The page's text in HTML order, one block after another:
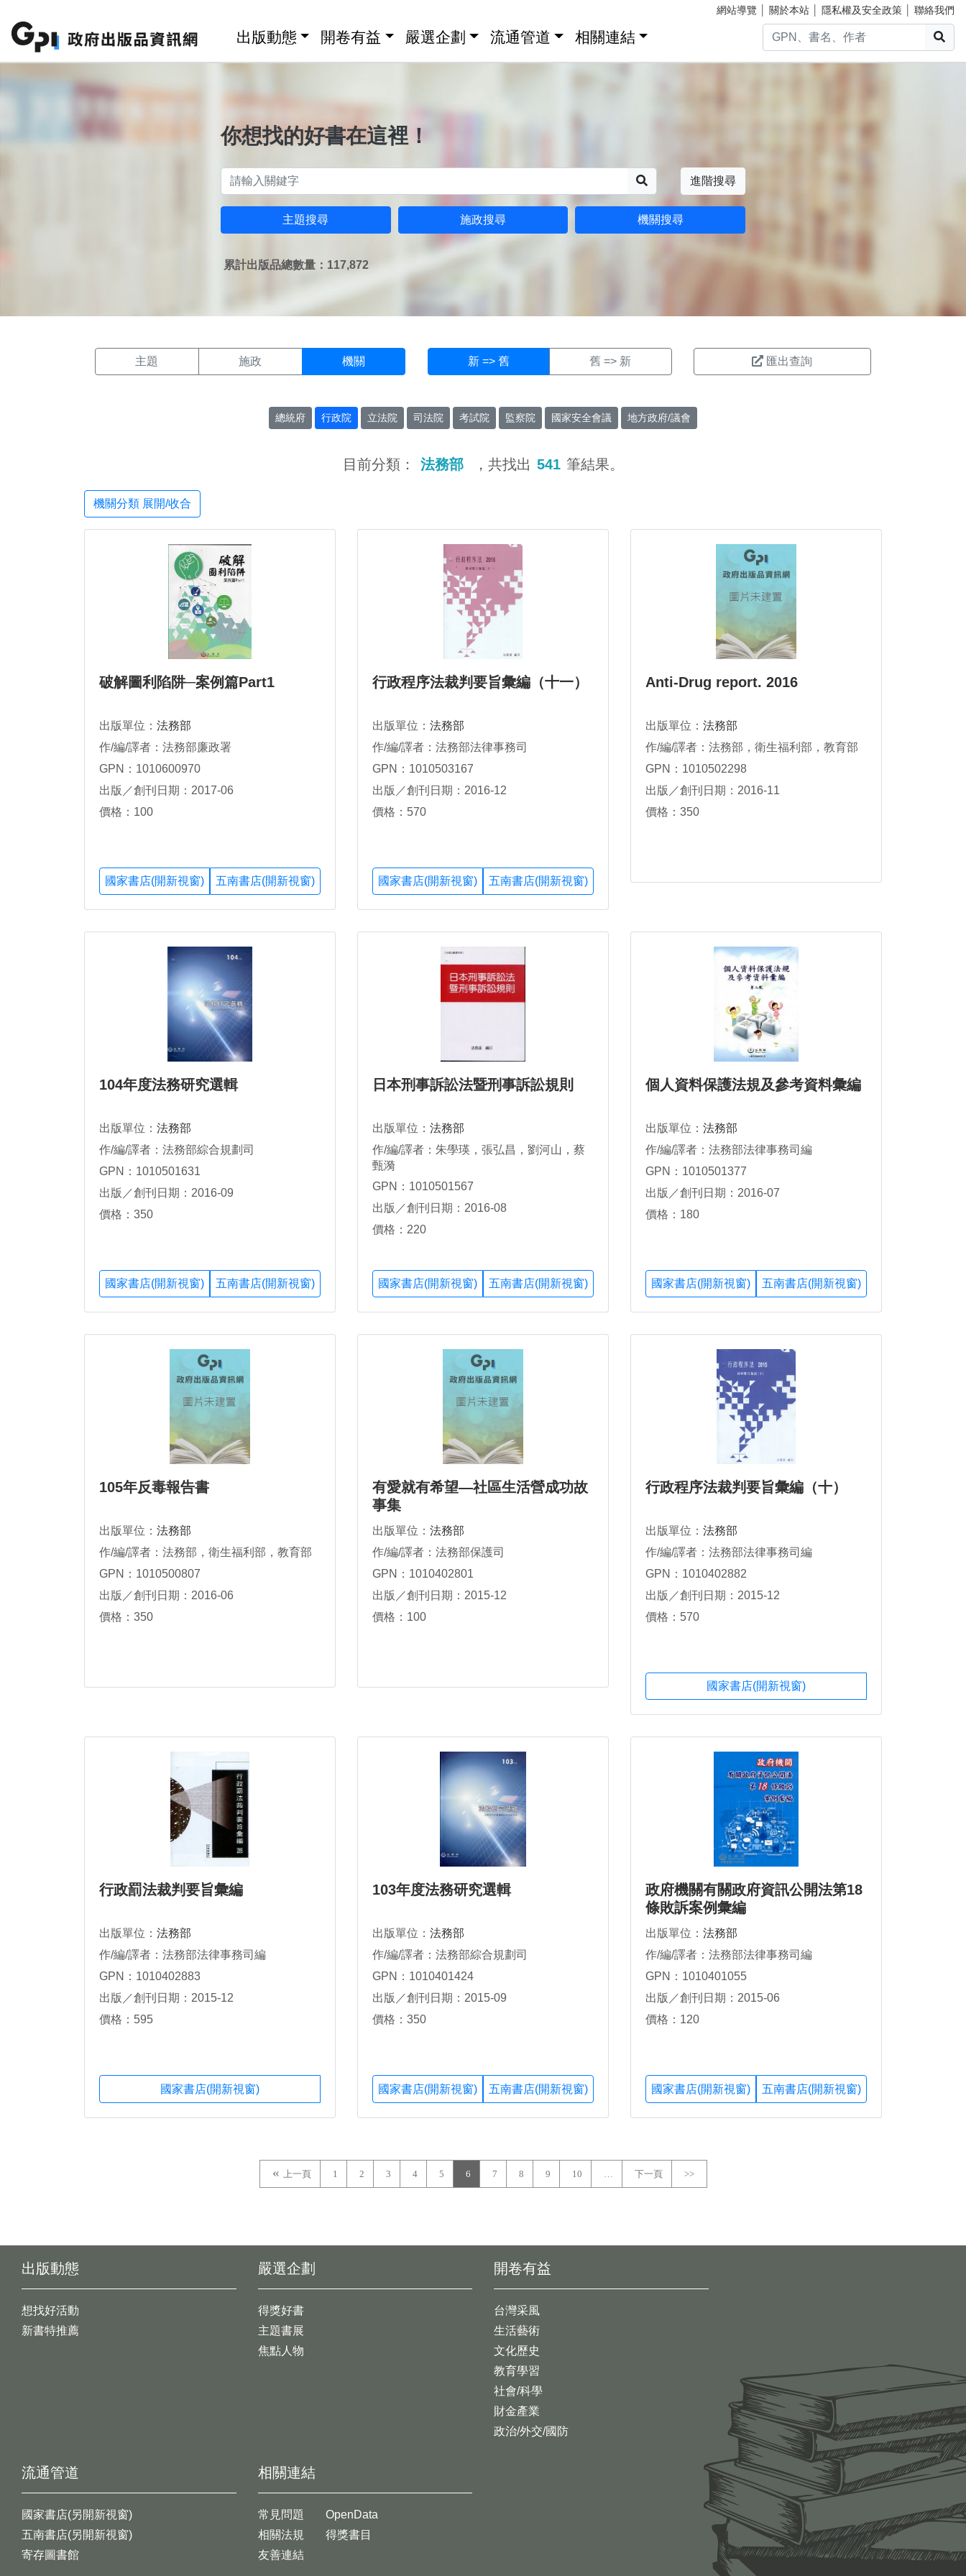
網站導覽 關於本站 隱私權及安全政策 聯絡我們
出版動態 開卷有益 嚴選企劃 流通管道 相關連結
你想找的好書在這裡！
進階搜尋
主題搜尋 施政搜尋 機關搜尋
累計出版品總數量：117,872
主題 施政 機關 新 => 舊 舊 => 新 匯出查詢
總統府 行政院 立法院 司法院 考試院 監察院 國家安全會議 地方政府/議會
目前分類： 法務部 ，共找出 541 筆結果。
機關分類 展開/收合
破解圖利陷阱─案例篇Part1
出版單位： 法務部
作/編/譯者：法務部廉政署
GPN：1010600970
出版／創刊日期：2017-06
價格：100
國家書店(開新視窗) 五南書店(開新視窗)
行政程序法裁判要旨彙編（十一）
出版單位： 法務部
作/編/譯者：法務部法律事務司
GPN：1010503167
出版／創刊日期：2016-12
價格：570
國家書店(開新視窗) 五南書店(開新視窗)
Anti-Drug report. 2016
出版單位： 法務部
作/編/譯者：法務部，衛生福利部，教育部
GPN：1010502298
出版／創刊日期：2016-11
價格：350
104年度法務研究選輯
出版單位： 法務部
作/編/譯者：法務部綜合規劃司
GPN：1010501631
出版／創刊日期：2016-09
價格：350
國家書店(開新視窗) 五南書店(開新視窗)
日本刑事訴訟法暨刑事訴訟規則
出版單位： 法務部
作/編/譯者：朱學瑛，張弘昌，劉河山，蔡
甄漪
GPN：1010501567
出版／創刊日期：2016-08
價格：220
國家書店(開新視窗) 五南書店(開新視窗)
個人資料保護法規及參考資料彙編
出版單位： 法務部
作/編/譯者：法務部法律事務司編
GPN：1010501377
出版／創刊日期：2016-07
價格：180
國家書店(開新視窗) 五南書店(開新視窗)
105年反毒報告書
出版單位： 法務部
作/編/譯者：法務部，衛生福利部，教育部
GPN：1010500807
出版／創刊日期：2016-06
價格：350
有愛就有希望—社區生活營成功故
事集
出版單位： 法務部
作/編/譯者：法務部保護司
GPN：1010402801
出版／創刊日期：2015-12
價格：100
行政程序法裁判要旨彙編（十）
出版單位： 法務部
作/編/譯者：法務部法律事務司編
GPN：1010402882
出版／創刊日期：2015-12
價格：570
國家書店(開新視窗)
行政罰法裁判要旨彙編
出版單位： 法務部
作/編/譯者：法務部法律事務司編
GPN：1010402883
出版／創刊日期：2015-12
價格：595
國家書店(開新視窗)
103年度法務研究選輯
出版單位： 法務部
作/編/譯者：法務部綜合規劃司
GPN：1010401424
出版／創刊日期：2015-09
價格：350
國家書店(開新視窗) 五南書店(開新視窗)
政府機關有關政府資訊公開法第18
條敗訴案例彙編
出版單位： 法務部
作/編/譯者：法務部法律事務司編
GPN：1010401055
出版／創刊日期：2015-06
價格：120
國家書店(開新視窗) 五南書店(開新視窗)
上一頁 1 2 3 4 5 6 7 8 9 10 下一頁 >>
出版動態
想找好活動
新書特推薦
開卷有益
台灣采風
生活藝術
文化歷史
教育學習
社會/科學
財金產業
政治/外交/國防
嚴選企劃
得獎好書
主題書展
焦點人物
流通管道
國家書店(另開新視窗)
五南書店(另開新視窗)
寄存圖書館
相關連結
常見問題
相關法規
友善連結
OpenData
得獎書目